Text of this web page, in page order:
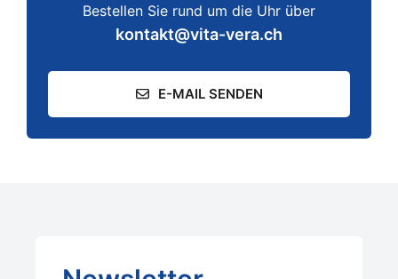
Bestellen Sie rund um die Uhr über
kontakt@vita-vera.ch
E-MAIL SENDEN